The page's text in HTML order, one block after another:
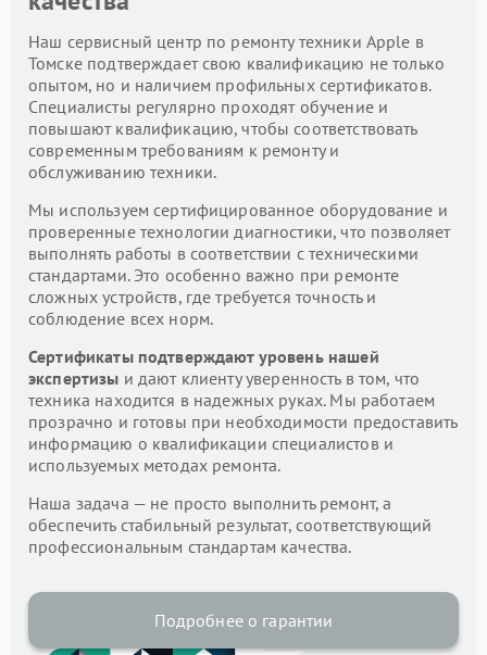
Наш сервисный центр по ремонту техники Apple в
Томске подтверждает свою квалификацию не только
опытом, но и наличием профильных сертификатов.
Специалисты регулярно проходят обучение и
повышают квалификацию, чтобы соответствовать
современным требованиям к ремонту и
обслуживанию техники.
Мы используем сертифицированное оборудование и
проверенные технологии диагностики, что позволяет
выполнять работы в соответствии с техническими
стандартами. Это особенно важно при ремонте
сложных устройств, где требуется точность и
соблюдение всех норм.
Сертификаты подтверждают уровень нашей
экспертизы и дают клиенту уверенность в том, что
техника находится в надежных руках. Мы работаем
прозрачно и готовы при необходимости предоставить
информацию о квалификации специалистов и
используемых методах ремонта.
Наша задача — не просто выполнить ремонт, а
обеспечить стабильный результат, соответствующий
профессиональным стандартам качества.
Подробнее о гарантии